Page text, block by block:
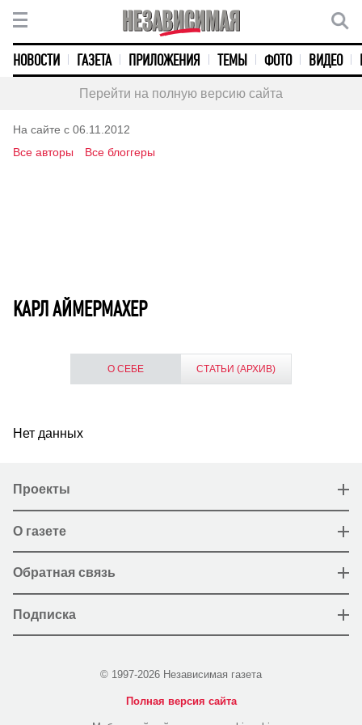
НОВОСТИ ГАЗЕТА ПРИЛОЖЕНИЯ ТЕМЫ ФОТО ВИДЕО
Перейти на полную версию сайта
На сайте с 06.11.2012
Все авторы
Все блоггеры
КАРЛ АЙМЕРМАХЕР
О СЕБЕ СТАТЬИ (АРХИВ)
Нет данных
Проекты
О газете
Обратная связь
Подписка
© 1997-2026 Независимая газета
Полная версия сайта